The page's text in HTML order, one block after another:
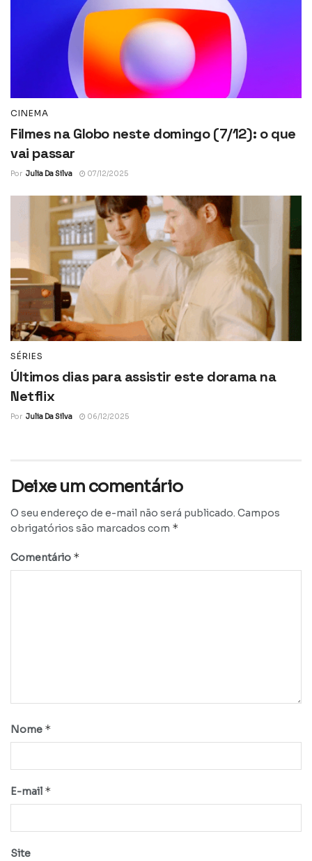
CINEMA
Filmes na Globo neste domingo (7/12): o que
vai passar
Por Julia Da Silva 07/12/2025
SÉRIES
Últimos dias para assistir este dorama na
Netflix
Por Julia Da Silva 06/12/2025
Deixe um comentário
O seu endereço de e-mail não será publicado. Campos
obrigatórios são marcados com *
Comentário *
Nome *
E-mail *
Site